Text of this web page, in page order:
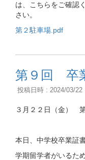
は、こちらをご確認
さい。
第２駐車場.pdf
第９回 卒
投稿日時 : 2024/03/22
３月２２日（金）
本日、中学校卒業証
学期留学者がいるた